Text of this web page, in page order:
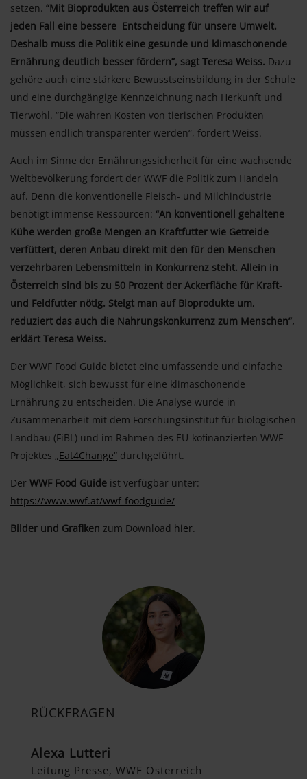
setzen. “Mit Bioprodukten aus Österreich treffen wir auf
jeden Fall eine bessere Entscheidung für unsere Umwelt.
Deshalb muss die Politik eine gesunde und klimaschonende
Ernährung deutlich besser fördern”, sagt Teresa Weiss. Dazu
gehöre auch eine stärkere Bewusstseinsbildung in der Schule
und eine durchgängige Kennzeichnung nach Herkunft und
Tierwohl. “Die wahren Kosten von tierischen Produkten
müssen endlich transparenter werden“, fordert Weiss.
Auch im Sinne der Ernährungssicherheit für eine wachsende
Weltbevölkerung fordert der WWF die Politik zum Handeln
auf. Denn die konventionelle Fleisch- und Milchindustrie
benötigt immense Ressourcen: “An konventionell gehaltene
Kühe werden große Mengen an Kraftfutter wie Getreide
verfüttert, deren Anbau direkt mit den für den Menschen
verzehrbaren Lebensmitteln in Konkurrenz steht. Allein in
Österreich sind bis zu 50 Prozent der Ackerfläche für Kraft-
und Feldfutter nötig. Steigt man auf Bioprodukte um,
reduziert das auch die Nahrungskonkurrenz zum Menschen”,
erklärt Teresa Weiss.
Der WWF Food Guide bietet eine umfassende und einfache
Möglichkeit, sich bewusst für eine klimaschonende
Ernährung zu entscheiden. Die Analyse wurde in
Zusammenarbeit mit dem Forschungsinstitut für biologischen
Landbau (FiBL) und im Rahmen des EU-kofinanzierten WWF-
Projektes „Eat4Change“ durchgeführt.
Der WWF Food Guide ist verfügbar unter:
https://www.wwf.at/wwf-foodguide/
Bilder und Grafiken zum Download hier.
RÜCKFRAGEN
Alexa Lutteri
Leitung Presse, WWF Österreich